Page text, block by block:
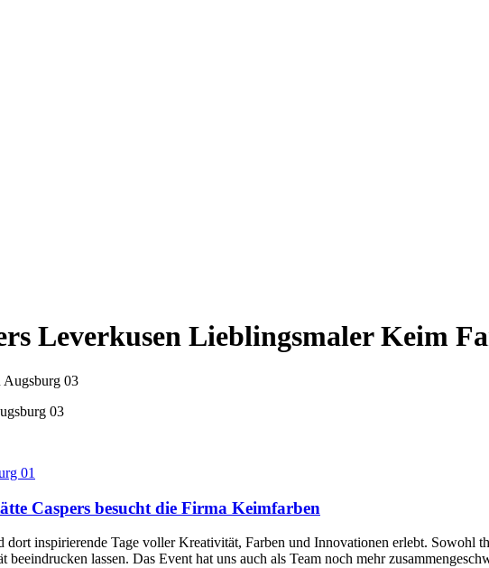
Leverkusen Lieblingsmaler Keim
03
Caspers besucht die Firma Keimfarben
inspirierende Tage voller Kreativität, Farben und Innovationen erlebt. Sowohl
lassen. Das Event hat uns auch als Team noch mehr